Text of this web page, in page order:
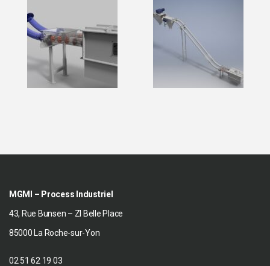
MGMI – Process Industriel
43, Rue Bunsen – ZI Belle Place
85000 La Roche-sur-Yon
02 51 62 19 03